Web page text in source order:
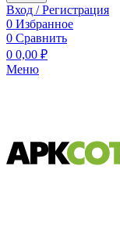
Вход / Регистрация
0 Избранное
0 Сравнить
0 0,00 ₽
Меню